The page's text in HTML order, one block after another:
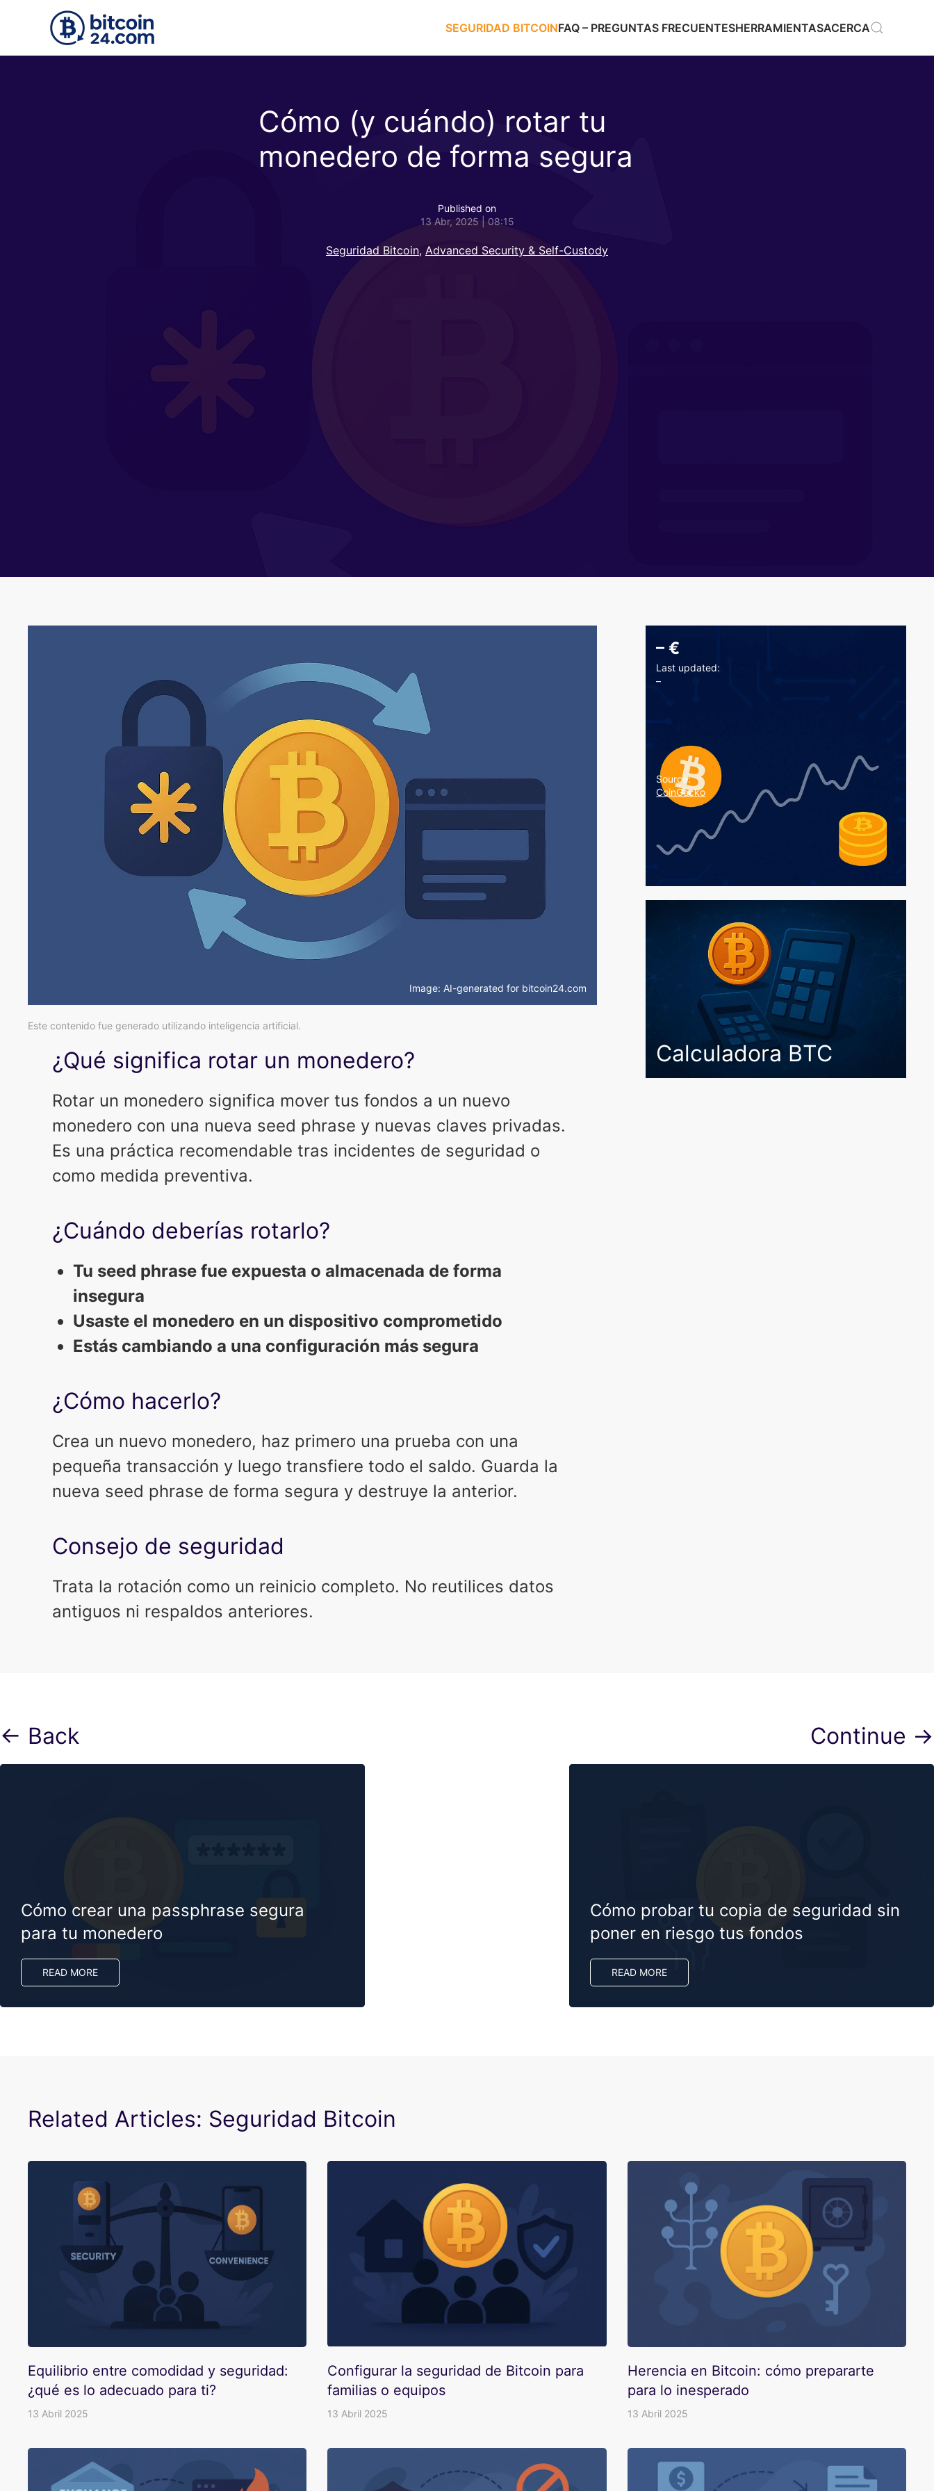
Skip to main content
SEGURIDAD BITCOINFAQ – PREGUNTAS FRECUENTESHERRAMIENTASACERCA
Cómo (y cuándo) rotar tu
monedero de forma segura
Published on
13 Abr, 2025 | 08:15
Seguridad Bitcoin, Advanced Security & Self-Custody
Image: AI-generated for bitcoin24.com
Este contenido fue generado utilizando inteligencia artificial.
¿Qué significa rotar un monedero?
Rotar un monedero significa mover tus fondos a un nuevo
monedero con una nueva seed phrase y nuevas claves privadas.
Es una práctica recomendable tras incidentes de seguridad o
como medida preventiva.
¿Cuándo deberías rotarlo?
Tu seed phrase fue expuesta o almacenada de forma
insegura
Usaste el monedero en un dispositivo comprometido
Estás cambiando a una configuración más segura
¿Cómo hacerlo?
Crea un nuevo monedero, haz primero una prueba con una
pequeña transacción y luego transfiere todo el saldo. Guarda la
nueva seed phrase de forma segura y destruye la anterior.
Consejo de seguridad
Trata la rotación como un reinicio completo. No reutilices datos
antiguos ni respaldos anteriores.
– €
Last updated:
–
Source:
CoinGecko
Calculadora BTC
← Back
Cómo crear una passphrase segura
para tu monedero
READ MORE
Continue →
Cómo probar tu copia de seguridad sin
poner en riesgo tus fondos
READ MORE
Related Articles: Seguridad Bitcoin
Equilibrio entre comodidad y seguridad:
¿qué es lo adecuado para ti?
13 Abril 2025
Configurar la seguridad de Bitcoin para
familias o equipos
13 Abril 2025
Herencia en Bitcoin: cómo prepararte
para lo inesperado
13 Abril 2025